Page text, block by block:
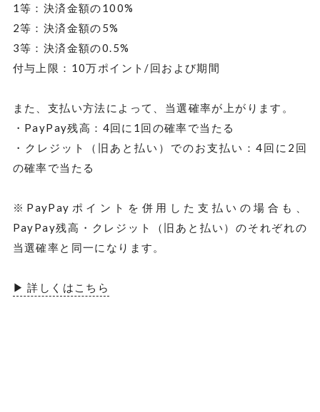
1等：決済金額の100%
2等：決済金額の5%
3等：決済金額の0.5%
付与上限：10万ポイント/回および期間
また、支払い方法によって、当選確率が上がります。
・PayPay残高：4回に1回の確率で当たる
・クレジット（旧あと払い）でのお支払い：4回に2回
の確率で当たる
※PayPayポイントを併用した支払いの場合も、
PayPay残高・クレジット（旧あと払い）のそれぞれの
当選確率と同一になります。
▶︎ 詳しくはこちら